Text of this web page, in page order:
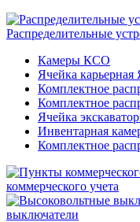
Распределительные
Камеры КСО
Ячейка
Комплектное
Комплектное
Ячейка
Инвентарная
Комплектное
коммерческого учета
выключатели